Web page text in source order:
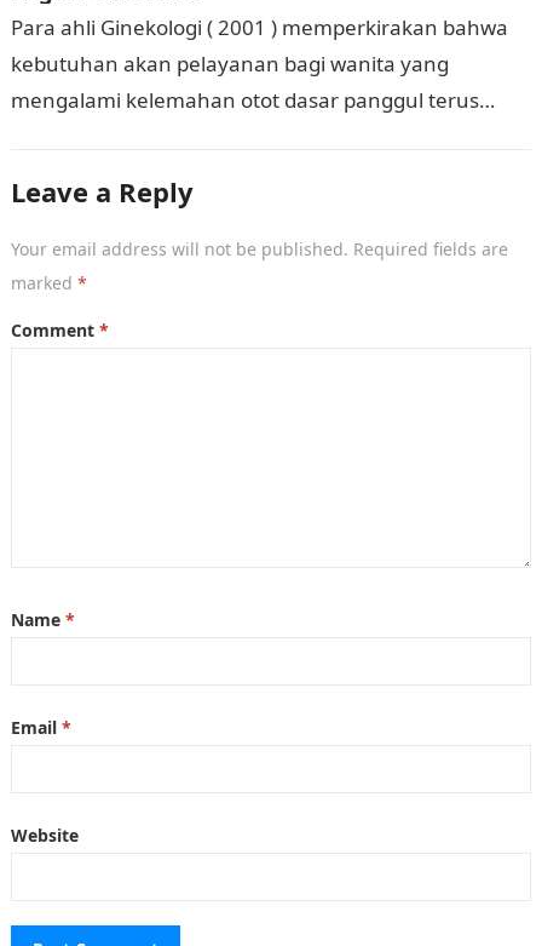
Para ahli Ginekologi ( 2001 ) memperkirakan bahwa
kebutuhan akan pelayanan bagi wanita yang
mengalami kelemahan otot dasar panggul terus
Leave a Reply
Your email address will not be published. Required fields are
marked *
Comment *
Name *
Email *
Website